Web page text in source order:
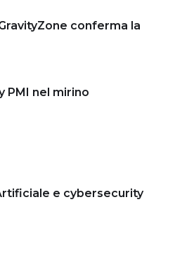
conferma la
PMI nel mirino
e cybersecurity